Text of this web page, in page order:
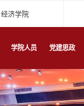
经济学院
学院人员 党建思政